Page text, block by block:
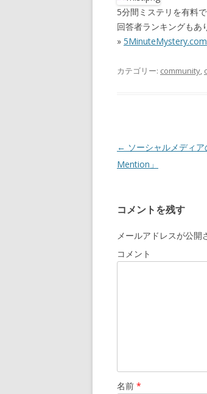
5分間ミステリを有料
回答者ランキングもあ
» 5MinuteMystery.com
カテゴリー: community,
投
稿
ゲ
ー
シ
ョ
← ソーシャルメディ
Mention」
コメントを残す
メールアドレスが公開
コメント
名前 *